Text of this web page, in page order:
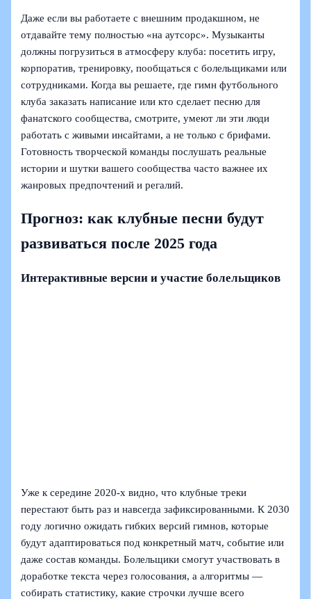
Даже если вы работаете с внешним продакшном, не
отдавайте тему полностью «на аутсорс». Музыканты
должны погрузиться в атмосферу клуба: посетить игру,
корпоратив, тренировку, пообщаться с болельщиками или
сотрудниками. Когда вы решаете, где гимн футбольного
клуба заказать написание или кто сделает песню для
фанатского сообщества, смотрите, умеют ли эти люди
работать с живыми инсайтами, а не только с брифами.
Готовность творческой команды послушать реальные
истории и шутки вашего сообщества часто важнее их
жанровых предпочтений и регалий.
Прогноз: как клубные песни будут
развиваться после 2025 года
Интерактивные версии и участие болельщиков
Уже к середине 2020‑х видно, что клубные треки
перестают быть раз и навсегда зафиксированными. К 2030
году логично ожидать гибких версий гимнов, которые
будут адаптироваться под конкретный матч, событие или
даже состав команды. Болельщики смогут участвовать в
доработке текста через голосования, а алгоритмы —
собирать статистику, какие строчки лучше всего